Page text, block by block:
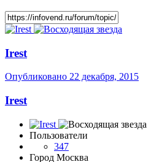
Irest
Опубликовано 22 декабря, 2015
Irest
Пользователи
347
Город Москва